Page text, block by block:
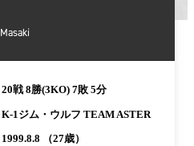
Masaki
20戦 8勝(3KO) 7敗 5分
K-1ジム・ウルフ TEAM ASTER
1999.8.8 （27歳）